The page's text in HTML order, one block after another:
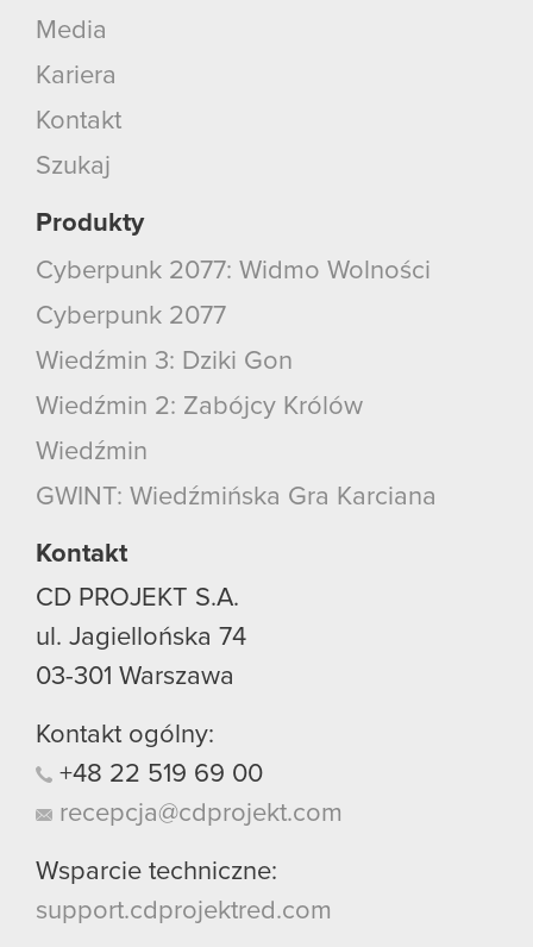
Media
Kariera
Kontakt
Szukaj
Produkty
Cyberpunk 2077: Widmo Wolności
Cyberpunk 2077
Wiedźmin 3: Dziki Gon
Wiedźmin 2: Zabójcy Królów
Wiedźmin
GWINT: Wiedźmińska Gra Karciana
Kontakt
CD PROJEKT S.A.
ul. Jagiellońska 74
03-301 Warszawa
Kontakt ogólny:
+48 22 519 69 00
recepcja@cdprojekt.com
Wsparcie techniczne:
support.cdprojektred.com